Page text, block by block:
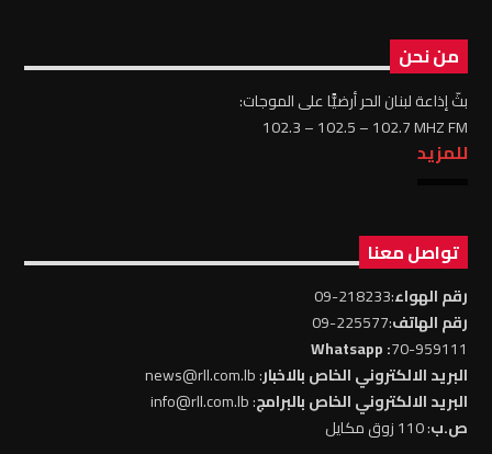
من نحن
بثّ إذاعة لبنان الحر أرضيًّا على الموجات:
102.3 – 102.5 – 102.7 MHZ FM
للمزيد
تواصل معنا
رقم الهواء:218233-09
رقم الهاتف:225577-09
70-959111
: Whatsapp
البريد الالكتروني الخاص بالاخبار: news@rll.com.lb
البريد الالكتروني الخاص بالبرامج: info@rll.com.lb
ص.ب: 110 زوق مكايل